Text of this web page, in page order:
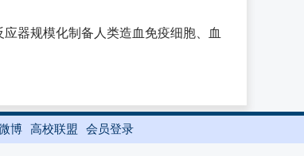
器规模化制备人类造血免疫细胞、血
博 高校联盟 会员登录